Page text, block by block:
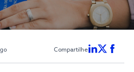
Compartilhe